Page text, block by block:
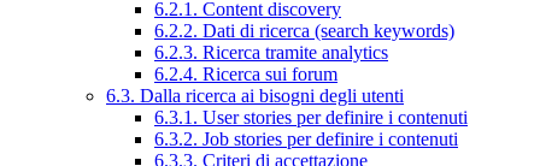
6.2.1. Content discovery
6.2.2. Dati di ricerca (search keywords)
6.2.3. Ricerca tramite analytics
6.2.4. Ricerca sui forum
6.3. Dalla ricerca ai bisogni degli utenti
6.3.1. User stories per definire i contenuti
6.3.2. Job stories per definire i contenuti
6.3.3. Criteri di accettazione